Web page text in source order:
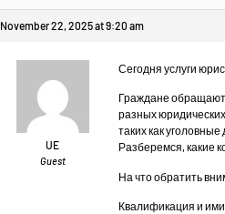
November 22, 2025 at 9:20 am
UE
Guest
Сегодня услуги
Граждане
разных
таких как
Разберемся, какие
На что обратить
Квалификация и